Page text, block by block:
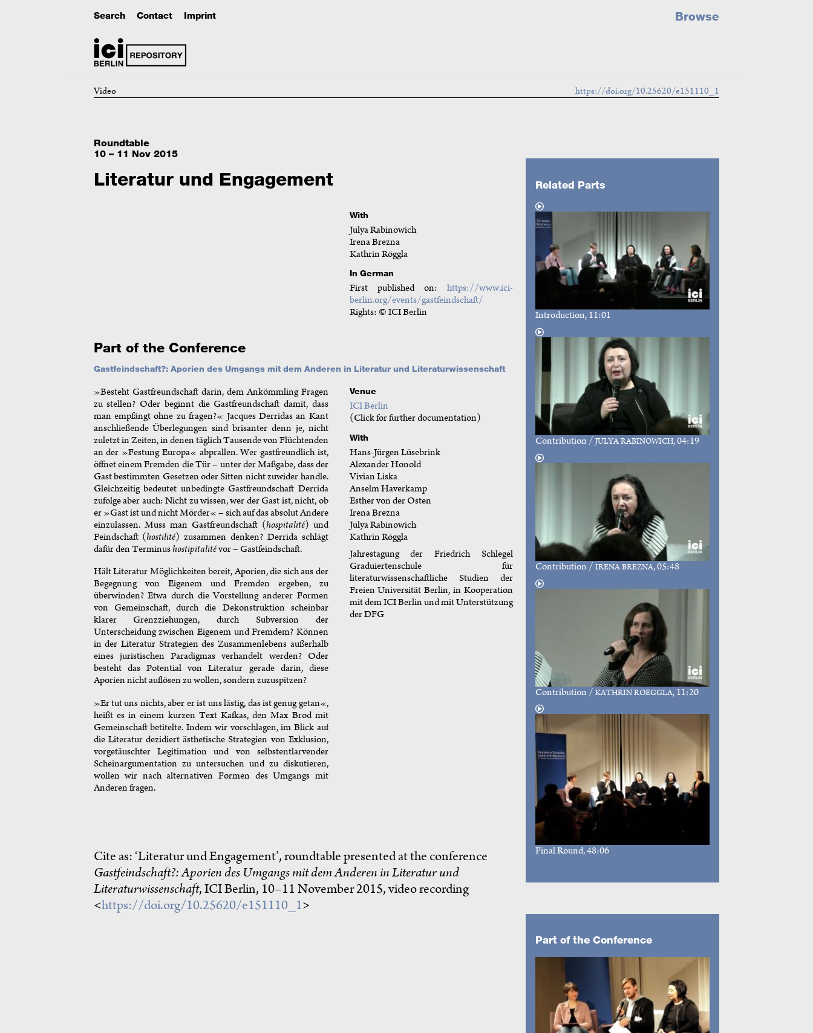
Search Contact Imprint Browse
Video https://doi.org/10.25620/e151110_1
Roundtable
10 – 11 Nov 2015
Literatur und Engagement
With
Julya Rabinowich
Irena Brezna
Kathrin Röggla
In German
First published on: https://www.ici-
berlin.org/events/gastfeindschaft/
Rights: © ICI Berlin
Part of the Conference
Gastfeindschaft?: Aporien des Umgangs mit dem Anderen in Literatur und Literaturwissenschaft
»Besteht Gastfreundschaft darin, dem Ankömmling Fragen
zu stellen? Oder beginnt die Gastfreundschaft damit, dass
man empfängt ohne zu fragen?« Jacques Derridas an Kant
anschließende Überlegungen sind brisanter denn je, nicht
zuletzt in Zeiten, in denen täglich Tausende von Flüchtenden
an der »Festung Europa« abprallen. Wer gastfreundlich ist,
öffnet einem Fremden die Tür – unter der Maßgabe, dass der
Gast bestimmten Gesetzen oder Sitten nicht zuwider handle.
Gleichzeitig bedeutet unbedingte Gastfreundschaft Derrida
zufolge aber auch: Nicht zu wissen, wer der Gast ist, nicht, ob
er »Gast ist und nicht Mörder« – sich auf das absolut Andere
einzulassen. Muss man Gastfreundschaft (hospitalité) und
Feindschaft (hostilité) zusammen denken? Derrida schlägt
dafür den Terminushostipitalitévor – Gastfeindschaft.
Hält Literatur Möglichkeiten bereit, Aporien, die sich aus der
Begegnung von Eigenem und Fremden ergeben, zu
überwinden? Etwa durch die Vorstellung anderer Formen
von Gemeinschaft, durch die Dekonstruktion scheinbar
klarer Grenzziehungen, durch Subversion der
Unterscheidung zwischen Eigenem und Fremdem? Können
in der Literatur Strategien des Zusammenlebens außerhalb
eines juristischen Paradigmas verhandelt werden? Oder
besteht das Potential von Literatur gerade darin, diese
Aporien nicht auflösen zu wollen, sondern zuzuspitzen?
»Er tut uns nichts, aber er ist uns lästig, das ist genug getan«,
heißt es in einem kurzen Text Kafkas, den Max Brod mit
Gemeinschaft betitelte. Indem wir vorschlagen, im Blick auf
die Literatur dezidiert ästhetische Strategien von Exklusion,
vorgetäuschter Legitimation und von selbstentlarvender
Scheinargumentation zu untersuchen und zu diskutieren,
wollen wir nach alternativen Formen des Umgangs mit
Anderen fragen.
Venue
ICI Berlin
(Click for further documentation)
With
Hans-Jürgen Lüsebrink
Alexander Honold
Vivian Liska
Anselm Haverkamp
Esther von der Osten
Irena Brezna
Julya Rabinowich
Kathrin Röggla
Jahrestagung der Friedrich Schlegel
Graduiertenschule für
literaturwissenschaftliche Studien der
Freien Universität Berlin, in Kooperation
mit dem ICI Berlin und mit Unterstützung
der DFG
Related Parts
Introduction, 11:01
Contribution /JULYA RABINOWICH, 04:19
Contribution / IRENA BREZNA, 05:48
Contribution / KATHRIN ROEGGLA, 11:20
Final Round, 48:06
Part of the Conference
Cite as:‘Literatur und Engagement’, roundtable presented at the conference
Gastfeindschaft?: Aporien des Umgangs mit dem Anderen in Literatur und
Literaturwissenschaft, ICI Berlin, 10–11 November 2015, video recording
<https://doi.org/10.25620/e151110_1>